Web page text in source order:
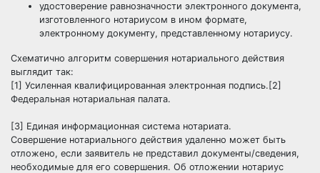
удостоверение равнозначности электронного документа,
изготовленного нотариусом в ином формате,
электронному документу, представленному нотариусу.
Схематично алгоритм совершения нотариального действия
выглядит так:
[1] Усиленная квалифицированная электронная подпись.[2]
Федеральная нотариальная палата.
[3] Единая информационная система нотариата.
Совершение нотариального действия удаленно может быть
отложено, если заявитель не представил документы/сведения,
необходимые для его совершения. Об отложении нотариус